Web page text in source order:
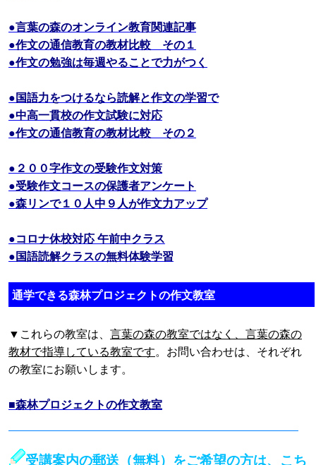
●言葉の森のオンライン教育関連記事
●作文の通信教育の教材比較 その１
●作文の勉強は毎週やることで力がつく
●国語力をつけるなら読解と作文の学習で
●中高一貫校の作文試験に対応
●作文の通信教育の教材比較 その２
●２００字作文の受験作文対策
●受験作文コースの保護者アンケート
●森リンで１０人中９人が作文力アップ
●コロナ休校対応 午前中クラス
●国語読解クラスの無料体験学習
通学できる森林プロジェクトの作文教室
▼これらの教室は、 言葉の森の教室ではなく、言葉の森の
教材で指導している教室です。お問い合わせは、それぞれ
の教室にお願いします。
■森林プロジェクトの作文教室
受講案内の郵送（無料）をご希望の方は、こち